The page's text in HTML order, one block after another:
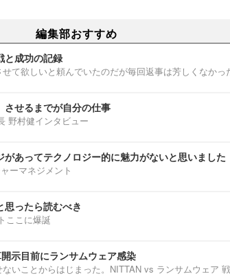
編集部おすすめ
と成功の記録
て欲しいと頼んでいたのだが毎回返事は芳しくなかっ
させるまでが自分の仕事
野村健インタビュー
があってテクノロジー的に魅力がないと思いました
ーマネジメント
思ったら読むべき
ここに爆誕
示目前にランサムウェア感染
いことからはじまった。NITTAN vs ランサムウェア